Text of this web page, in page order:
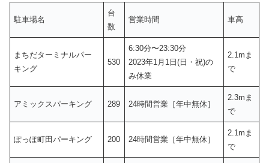
駐車場名
台
数
営業時間 車高
まちだターミナルパー
キング
530
6:30分〜23:30分
2023年1月1日(日・祝)の
み休業
2.1mま
で
アミックスパーキング 289 24時間営業［年中無休］
2.3mま
で
ぽっぽ町田パーキング 200 24時間営業［年中無休］
2.1mま
で